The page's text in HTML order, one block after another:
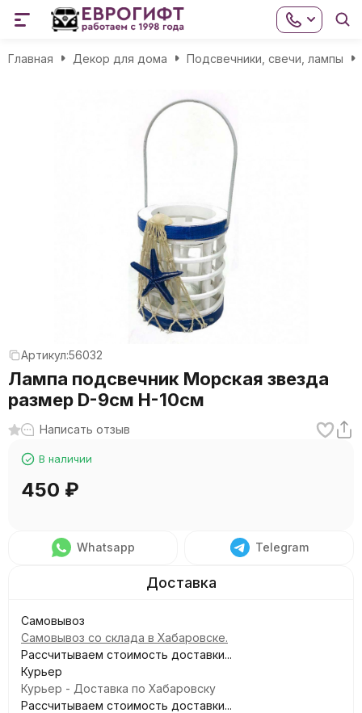
Главная Декор для дома Подсвечники, свечи, лампы
Артикул:56032
Лампа подсвечник Морская звезда
размер D-9см H-10см
Написать отзыв
В наличии
450 ₽
Whatsapp Telegram
Самовывоз
Самовывоз со склада в Хабаровске.
Рассчитываем стоимость доставки...
Курьер
Курьер - Доставка по Хабаровску
Рассчитываем стоимость доставки...